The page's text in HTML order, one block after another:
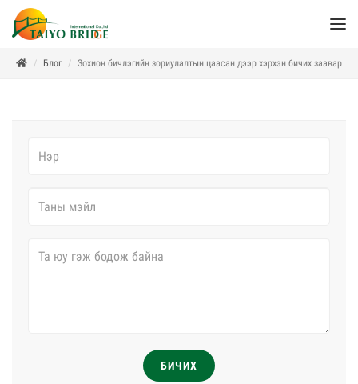
Блог Зохион бичлэгийн зориулалтын цаасан дээр хэрхэн бичих заавар
БИЧИХ